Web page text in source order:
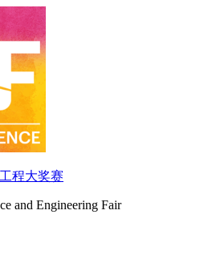
程大奖赛
and Engineering Fair